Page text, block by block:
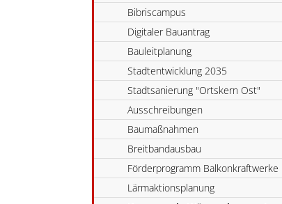
Bibriscampus
Digitaler Bauantrag
Bauleitplanung
Stadtentwicklung 2035
Stadtsanierung "Ortskern Ost"
Ausschreibungen
Baumaßnahmen
Breitbandausbau
Förderprogramm Balkonkraftwerke
Lärmaktionsplanung